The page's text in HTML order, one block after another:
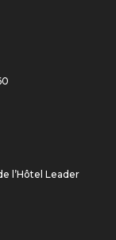
l’Hôtel Leader